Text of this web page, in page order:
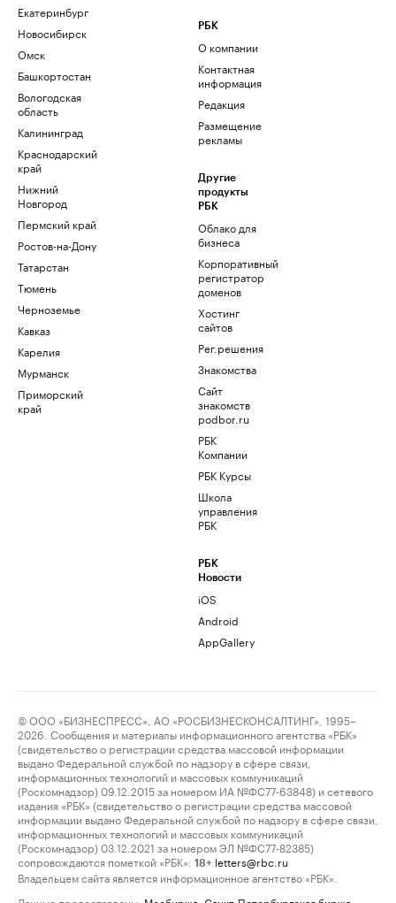
Екатеринбург
Новосибирск
Омск
Башкортостан
Вологодская
область
Калининград
Краснодарский
край
Нижний
Новгород
Пермский край
Ростов-на-Дону
Татарстан
Тюмень
Черноземье
Кавказ
Карелия
Мурманск
Приморский
край
РБК
О компании
Контактная
информация
Редакция
Размещение
рекламы
Другие
продукты
РБК
Облако для
бизнеса
Корпоративный
регистратор
доменов
Хостинг
сайтов
Рег.решения
Знакомства
Сайт
знакомств
podbor.ru
РБК
Компании
РБК Курсы
Школа
управления
РБК
РБК
Новости
iOS
Android
AppGallery
© ООО «БИЗНЕСПРЕСС», АО «РОСБИЗНЕСКОНСАЛТИНГ», 1995–
2026. Сообщения и материалы информационного агентства «РБК»
(свидетельство о регистрации средства массовой информации
выдано Федеральной службой по надзору в сфере связи,
информационных технологий и массовых коммуникаций
(Роскомнадзор) 09.12.2015 за номером ИА №ФС77-63848) и сетевого
издания «РБК» (свидетельство о регистрации средства массовой
информации выдано Федеральной службой по надзору в сфере связи,
информационных технологий и массовых коммуникаций
(Роскомнадзор) 03.12.2021 за номером ЭЛ №ФС77-82385)
сопровождаются пометкой «РБК».
18+ letters@rbc.ru
Владельцем сайта является информационное агентство «РБК».